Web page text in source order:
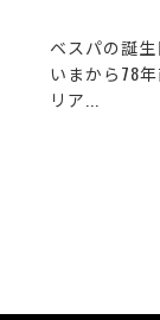
ベスパの誕
いまから78
リア...